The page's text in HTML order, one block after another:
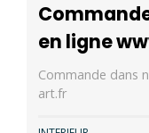
en ligne
Commande dans
art.fr